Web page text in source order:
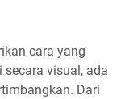
cara yang
visual, ada
Dari